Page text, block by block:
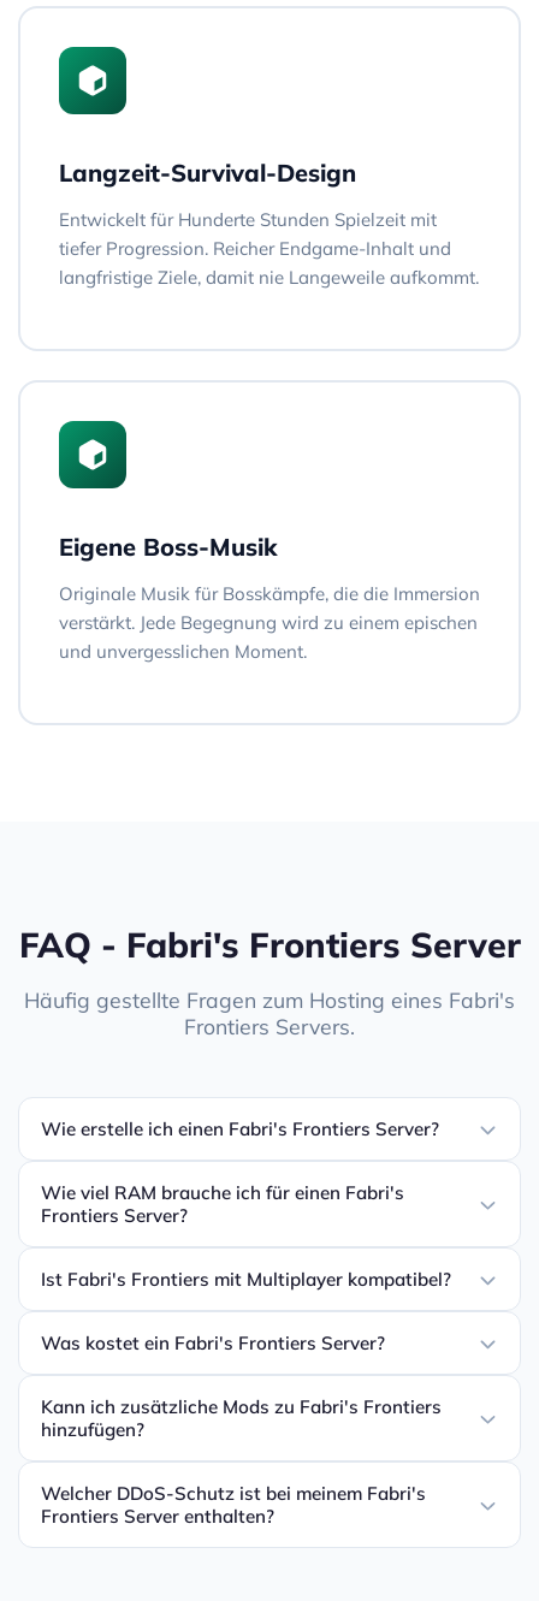
Langzeit-Survival-Design
Entwickelt für Hunderte Stunden Spielzeit mit
tiefer Progression. Reicher Endgame-Inhalt und
langfristige Ziele, damit nie Langeweile aufkommt.
Eigene Boss-Musik
Originale Musik für Bosskämpfe, die die Immersion
verstärkt. Jede Begegnung wird zu einem epischen
und unvergesslichen Moment.
FAQ - Fabri's Frontiers Server
Häufig gestellte Fragen zum Hosting eines Fabri's
Frontiers Servers.
Wie erstelle ich einen Fabri's Frontiers Server?
Wie viel RAM brauche ich für einen Fabri's
Frontiers Server?
Ist Fabri's Frontiers mit Multiplayer kompatibel?
Was kostet ein Fabri's Frontiers Server?
Kann ich zusätzliche Mods zu Fabri's Frontiers
hinzufügen?
Welcher DDoS-Schutz ist bei meinem Fabri's
Frontiers Server enthalten?